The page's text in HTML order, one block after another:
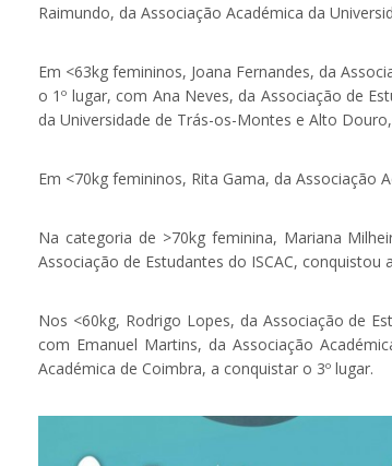
Raimundo, da Associação Académica da
Em <63kg femininos, Joana Fernandes, da
o 1º lugar, com Ana Neves, da Associação de
da Universidade de Trás-os-Montes e Alto
Em <70kg femininos, Rita Gama, da Associação
Na categoria de >70kg feminina, Mariana
Associação de Estudantes do ISCAC, conquistou
Nos <60kg, Rodrigo Lopes, da Associação de
com Emanuel Martins, da Associação
Académica de Coimbra, a conquistar o 3º lugar.